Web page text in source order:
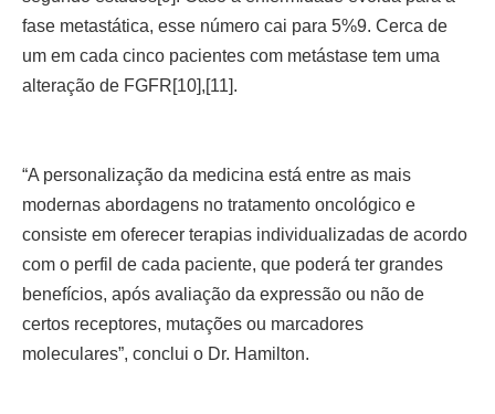
fase metastática, esse número cai para 5%9. Cerca de
um em cada cinco pacientes com metástase tem uma
alteração de FGFR[10],[11].
“A personalização da medicina está entre as mais
modernas abordagens no tratamento oncológico e
consiste em oferecer terapias individualizadas de acordo
com o perfil de cada paciente, que poderá ter grandes
benefícios, após avaliação da expressão ou não de
certos receptores, mutações ou marcadores
moleculares”, conclui o Dr. Hamilton.